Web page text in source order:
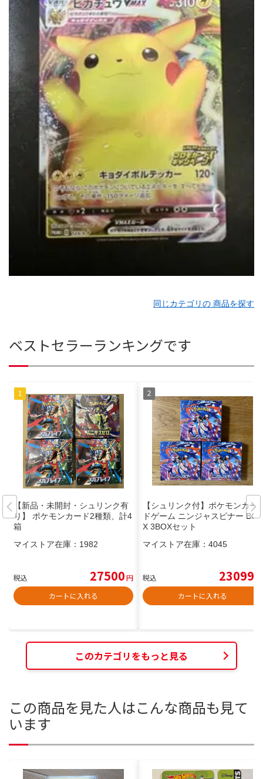
同じカテゴリの 商品を探す
ベストセラーランキングです
【新品・未開封・シュリンク有
り】 ポケモンカード2種類、計4
箱
マイストア在庫： 1982
税込 27500円
カートに入れる
【シュリンク付】ポケモンカー
ドゲーム ニンジャスピナー BO
X 3BOXセット
マイストア在庫： 4045
税込 23099
カートに入れる
このカテゴリをもっと見る
この商品を見た人はこんな商品も見て
います